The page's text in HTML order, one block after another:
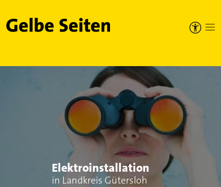
Gelbe Seiten
Elektroinstallation
in Landkreis Gütersloh